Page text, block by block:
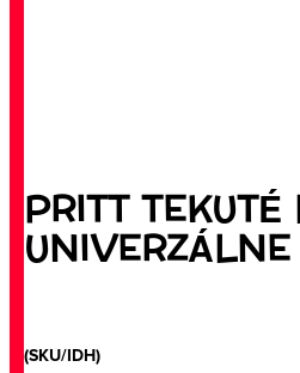
PRITT
UNIVERZÁLNE
(SKU/IDH)